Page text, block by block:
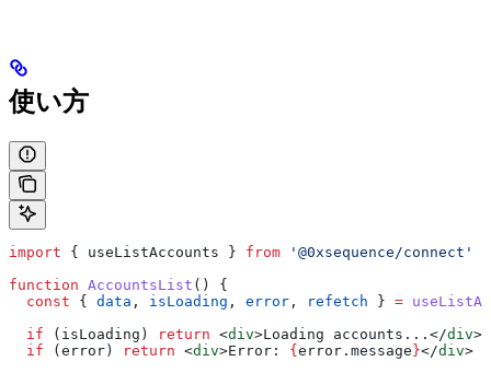
使い方
import { useListAccounts } from '@0xsequence/connect'
function AccountsList () {
  const
{ data , isLoading , error , refetch } =
  if
( isLoading ) return <div>Loading accounts... </div>
  if
(error) return <div>Error: {error . message}</div>